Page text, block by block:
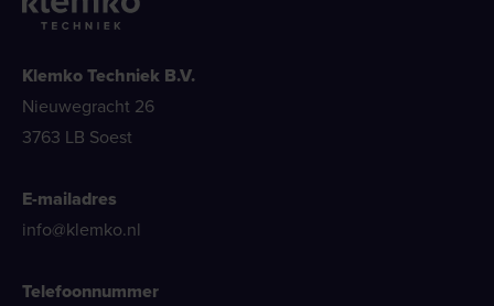
Klemko Techniek B.V.
Nieuwegracht 26
3763 LB Soest
E-mailadres
info@klemko.nl
Telefoonnummer